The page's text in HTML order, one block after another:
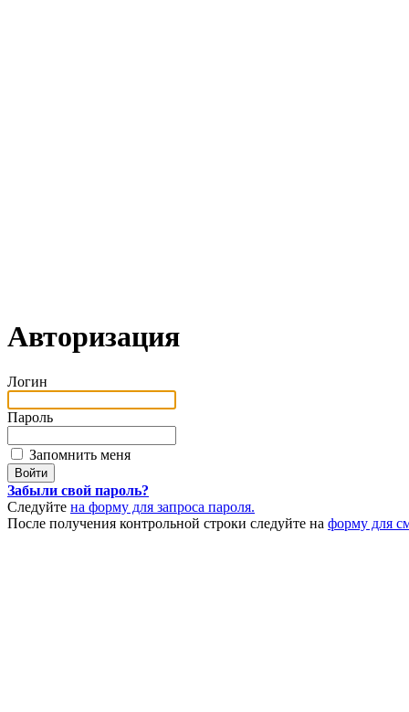
Авторизация
Логин
Пароль
Запомнить меня
Забыли свой пароль?
Следуйте на форму для запроса пароля.
После получения контрольной строки следуйте на форму для